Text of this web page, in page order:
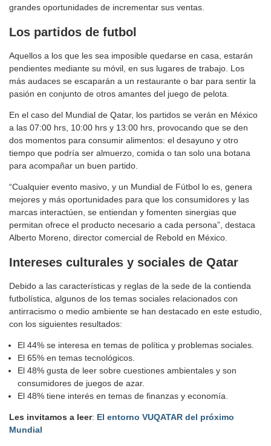
grandes oportunidades de incrementar sus ventas.
Los partidos de futbol
Aquellos a los que les sea imposible quedarse en casa, estarán
pendientes mediante su móvil, en sus lugares de trabajo. Los
más audaces se escaparán a un restaurante o bar para sentir la
pasión en conjunto de otros amantes del juego de pelota.
En el caso del Mundial de Qatar, los partidos se verán en México
a las 07:00 hrs, 10:00 hrs y 13:00 hrs, provocando que se den
dos momentos para consumir alimentos: el desayuno y otro
tiempo que podría ser almuerzo, comida o tan solo una botana
para acompañar un buen partido.
“Cualquier evento masivo, y un Mundial de Fútbol lo es, genera
mejores y más oportunidades para que los consumidores y las
marcas interactúen, se entiendan y fomenten sinergias que
permitan ofrece el producto necesario a cada persona”, destaca
Alberto Moreno, director comercial de Rebold en México.
Intereses culturales y sociales de Qatar
Debido a las características y reglas de la sede de la contienda
futbolística, algunos de los temas sociales relacionados con
antirracismo o medio ambiente se han destacado en este estudio,
con los siguientes resultados:
El 44% se interesa en temas de política y problemas sociales.
El 65% en temas tecnológicos.
El 48% gusta de leer sobre cuestiones ambientales y son
consumidores de juegos de azar.
El 48% tiene interés en temas de finanzas y economía.
Les invitamos a leer: El entorno VUQATAR del próximo
Mundial